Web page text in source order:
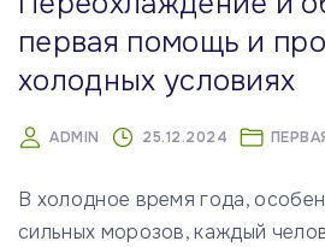
первая помощь и
холодных условиях
ADMIN 25.12.2024
В холодное время года,
сильных морозов, каждый